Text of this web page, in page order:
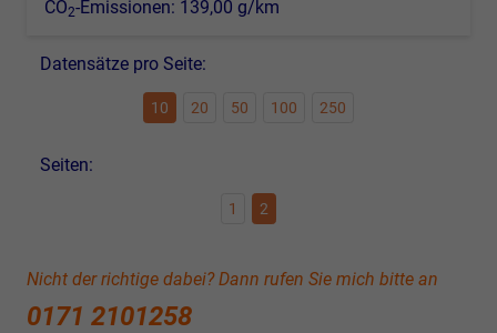
CO2-Emissionen: 139,00 g/km
Datensätze pro Seite:
10 20 50 100 250
Seiten:
1 2
Nicht der richtige dabei? Dann rufen Sie mich bitte an
0171 2101258